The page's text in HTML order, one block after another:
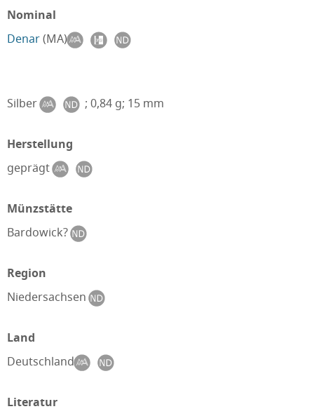
Nominal
Denar(MA)
Silber ; 0,84 g; 15 mm
Herstellung
geprägt
Münzstätte
Bardowick?
Region
Niedersachsen
Land
Deutschland
Literatur